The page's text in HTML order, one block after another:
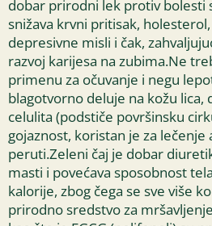
dobar prirodni lek protiv bolesti
snižava krvni pritisak,
depresivne misli i čak,
razvoj karijesa na zubima.Ne
primenu za očuvanje i negu
blagotvorno deluje na kožu
celulita (podstiče površinsku
gojaznost, koristan je za lečenje
peruti.Zeleni čaj je dobar
masti i povećava sposobnost
kalorije, zbog čega se sve više
prirodno sredstvo za